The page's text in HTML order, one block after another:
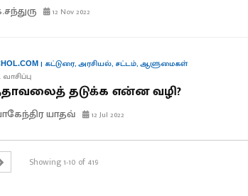
12 Nov 2022
| கட்டுரை,அரசியல், சட்டம்,ஆளுமைகள்
தடுக்க என்ன வழி?
யாதவ் 12 Jul 2022
Showing 1-10 of 419